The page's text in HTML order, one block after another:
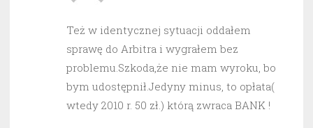
Też w identycznej sytuacji oddałem
sprawę do Arbitra i wygrałem bez
problemu.Szkoda,że nie mam wyroku, bo
bym udostępnił.Jedyny minus, to opłata(
wtedy 2010 r. 50 zł.) którą zwraca BANK !